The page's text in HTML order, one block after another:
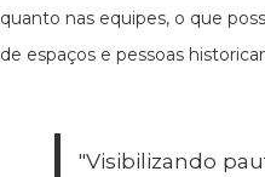
quanto nas equipes, o que
de espaços e pessoas
"Visibilizando